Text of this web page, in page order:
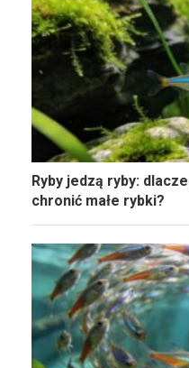
Ryby jedzą ryby:
chronić małe rybki?